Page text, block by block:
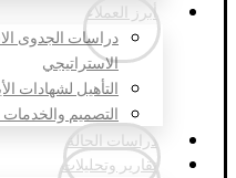
أبرز العملاء
دراسات الجدوى
الاستراتيجي
التأهيل لشهادات
التصميم
دراسات الحالة
تقارير وتحليلات